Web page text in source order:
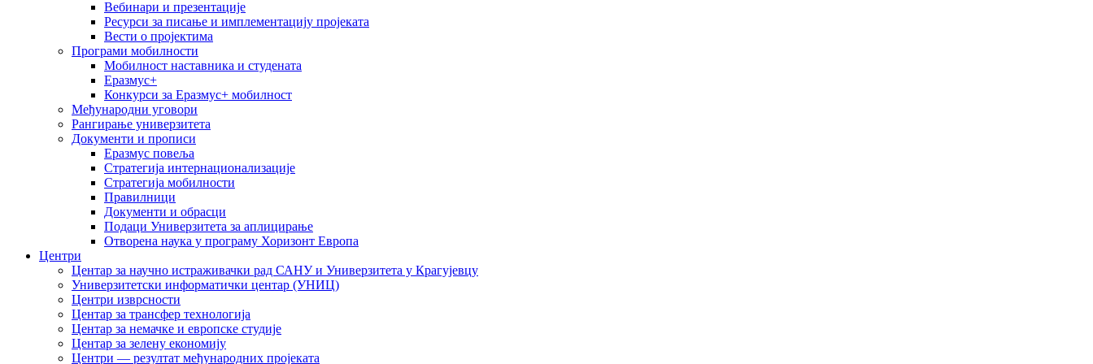
Вебинари и презентације
Ресурси за писање и имплементацију пројеката
Вести о пројектима
Програми мобилности
Мобилност наставника и студената
Еразмус+
Конкурси за Еразмус+ мобилност
Међународни уговори
Рангирање универзитета
Документи и прописи
Еразмус повеља
Стратегија интернационализације
Стратегија мобилности
Правилници
Документи и обрасци
Подаци Универзитета за аплицирање
Отворена наука у програму Хоризонт Европа
Центри
Центар за научно истраживачки рад САНУ и Универзитета у Крагујевцу
Универзитетски информатички центар (УНИЦ)
Центри изврсности
Центар за трансфер технологија
Центар за немачке и европске студије
Центар за зелену економију
Центри — резултат међународних пројеката